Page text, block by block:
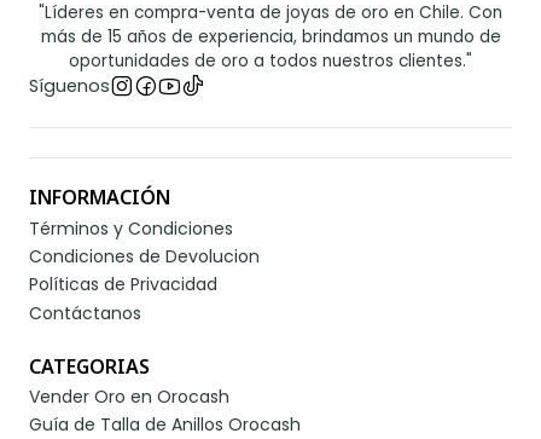
"Líderes en compra-venta de joyas de oro en Chile. Con
más de 15 años de experiencia, brindamos un mundo de
oportunidades de oro a todos nuestros clientes."
Síguenos
INFORMACIÓN
Términos y Condiciones
Condiciones de Devolucion
Políticas de Privacidad
Contáctanos
CATEGORIAS
Vender Oro en Orocash
Guía de Talla de Anillos Orocash